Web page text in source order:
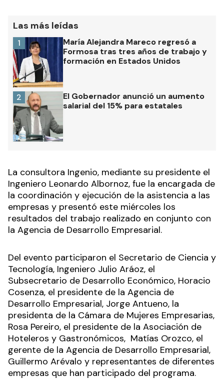
Las más leídas
María Alejandra Mareco regresó a
Formosa tras tres años de trabajo y
formación en Estados Unidos
1
El Gobernador anunció un aumento
salarial del 15% para estatales
2
La consultora Ingenio, mediante su presidente el
Ingeniero Leonardo Albornoz, fue la encargada de
la coordinación y ejecución de la asistencia a las
empresas y presentó este miércoles los
resultados del trabajo realizado en conjunto con
la Agencia de Desarrollo Empresarial.
Del evento participaron el Secretario de Ciencia y
Tecnología, Ingeniero Julio Aráoz, el
Subsecretario de Desarrollo Económico, Horacio
Cosenza, el presidente de la Agencia de
Desarrollo Empresarial, Jorge Antueno, la
presidenta de la Cámara de Mujeres Empresarias,
Rosa Pereiro, el presidente de la Asociación de
Hoteleros y Gastronómicos, Matías Orozco, el
gerente de la Agencia de Desarrollo Empresarial,
Guillermo Arévalo y representantes de diferentes
empresas que han participado del programa.